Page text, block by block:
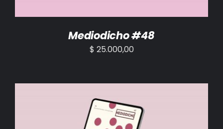
Mediodicho #48
$ 25.000,00